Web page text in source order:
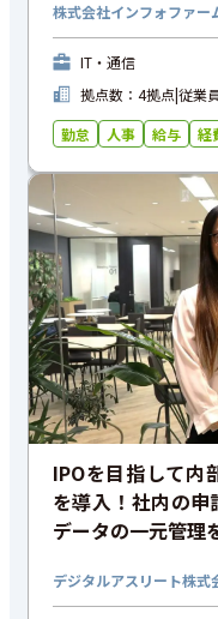
株式会社インフォファー
IT・通信
拠点数：4拠点|従業
勤怠
人事 給与 経
IPOを目指して内
を導入！社内の
データの一元管理
デジタルアスリート株式